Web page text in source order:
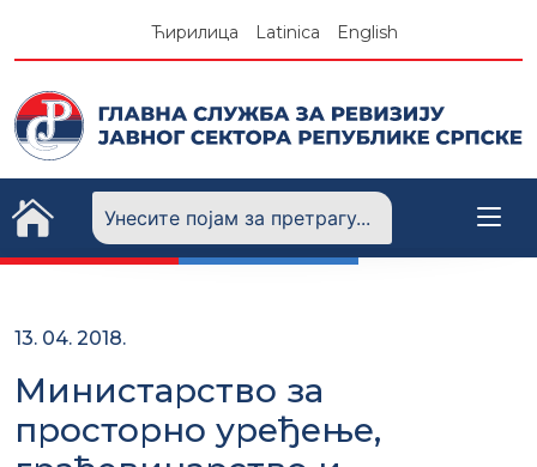
Ћирилица Latinica English
13. 04. 2018.
Министарство за
просторно уређење,